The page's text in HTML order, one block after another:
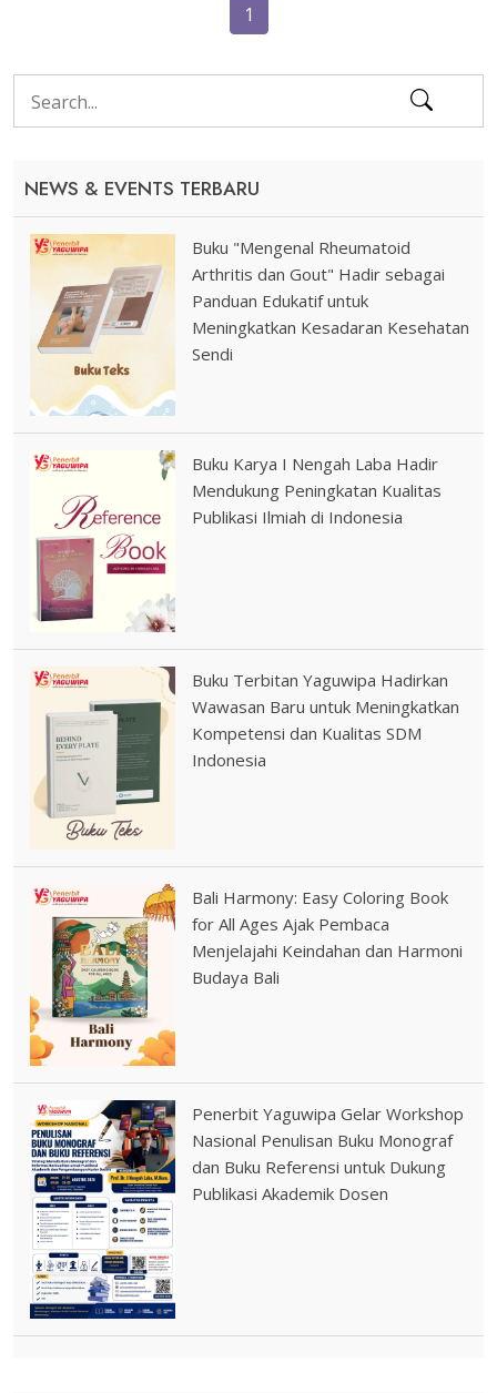
1
NEWS & EVENTS TERBARU
Buku "Mengenal Rheumatoid
Arthritis dan Gout" Hadir sebagai
Panduan Edukatif untuk
Meningkatkan Kesadaran Kesehatan
Sendi
Buku Karya I Nengah Laba Hadir
Mendukung Peningkatan Kualitas
Publikasi Ilmiah di Indonesia
Buku Terbitan Yaguwipa Hadirkan
Wawasan Baru untuk Meningkatkan
Kompetensi dan Kualitas SDM
Indonesia
Bali Harmony: Easy Coloring Book
for All Ages Ajak Pembaca
Menjelajahi Keindahan dan Harmoni
Budaya Bali
Penerbit Yaguwipa Gelar Workshop
Nasional Penulisan Buku Monograf
dan Buku Referensi untuk Dukung
Publikasi Akademik Dosen